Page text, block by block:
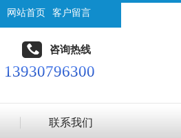
网站首页 客户留言
咨询热线
13930796300
联系我们